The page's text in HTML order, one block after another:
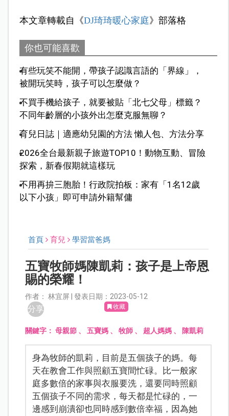
本文章轉載自《DJ琦琦暖心家庭》部落格
你也可能喜歡
有些玩笑不能開，帶孩子認識言語的「界線」，
被開玩笑時，孩子可以怎麼做？
不買手機給孩子，就要被貼「北七父母」標籤？
不同年齡層的小孩外出怎麼克服無聊？
育兒日誌｜適應幼兒園的方法 懶人包、方法分享
2026全台最新親子旅遊TOP10！動物互動、冒險
探索，新春假期就這樣玩
不用再拚三胞胎！行政院拍板：家有「1名12歲
以下小孩」即可申請外籍幫傭
首頁 育兒 學習當爸媽
五寶牧師媽陳凱莉：孩子是上帝恩
賜的榮耀！
作者： 林宜屏 | 發表日期：2023-05-12
分享 收藏
關鍵字：母親節 、五寶媽 、牧師 、 超人媽媽 、 陳凱莉
身為牧師的凱莉，目前是五個孩子的媽。每
天在教會工作與照顧五寶間忙碌。比一般家
庭多數倍的家事與衣服要洗，還要同時照顧
五個孩子不同的需求，每天都是忙碌的，一
邊感到崩潰卻也同時感到數倍幸福，因為她